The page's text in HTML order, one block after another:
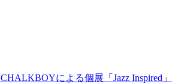
による個展「Jazz Inspired」